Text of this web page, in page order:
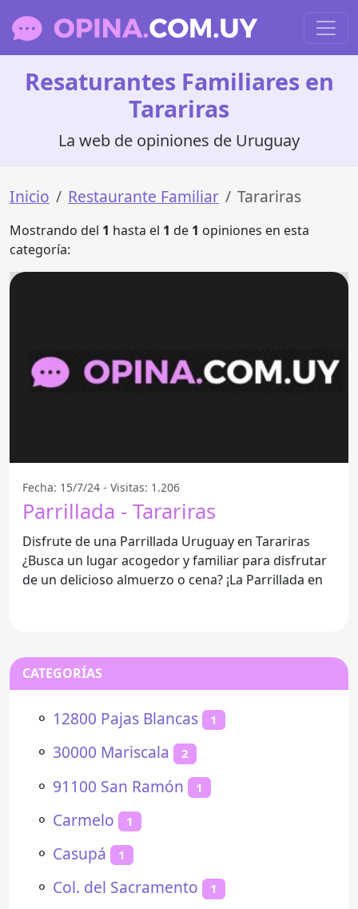
Resaturantes Familiares en
Tarariras
La web de opiniones de Uruguay
Inicio Restaurante Familiar Tarariras
Mostrando del 1 hasta el 1 de 1 opiniones en esta
categoría:
Fecha: 15/7/24 - Visitas: 1.206
Parrillada - Tarariras
Disfrute de una Parrillada Uruguay en Tarariras
¿Busca un lugar acogedor y familiar para disfrutar
de un delicioso almuerzo o cena? ¡La Parrillada en
CATEGORÍAS
⚬ 12800 Pajas Blancas 1
⚬ 30000 Mariscala 2
⚬ 91100 San Ramón 1
⚬ Carmelo 1
⚬ Casupá 1
⚬ Col. del Sacramento 1